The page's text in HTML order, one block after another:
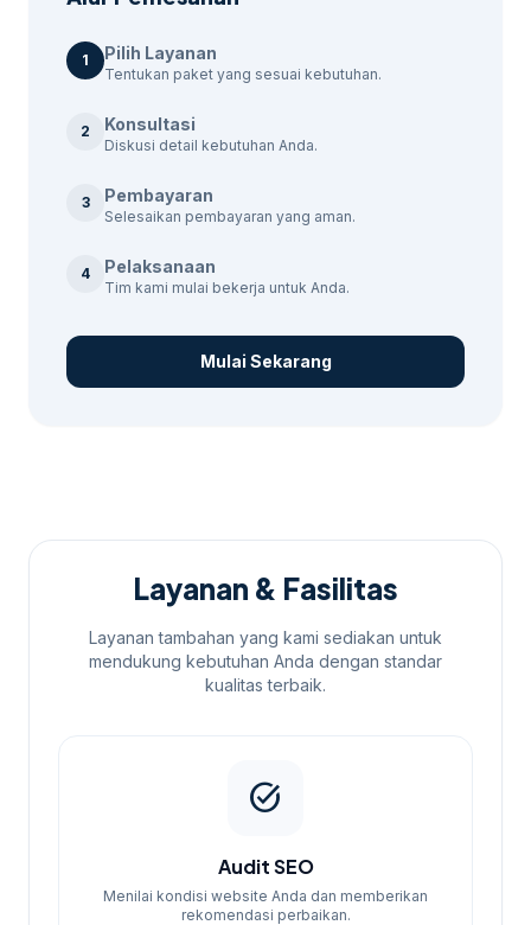
perkembangan dan hasil.
Untuk konteks tambahan,
marketing Tegalmemberi jalur baca yang
kebutuhan utama.
1 Pilih Layanan
Tentukan paket yang sesuai kebutuhan.
2 Konsultasi
Diskusi detail kebutuhan Anda.
3 Pembayaran
Selesaikan pembayaran yang aman.
4 Pelaksanaan
Tim kami mulai bekerja untuk Anda.
Mulai Sekarang
Layanan & Fasilitas
Layanan tambahan yang kami sediakan untuk
mendukung kebutuhan Anda dengan standar
kualitas terbaik.
task_alt
Audit SEO
Menilai kondisi website Anda dan memberikan
rekomendasi perbaikan.